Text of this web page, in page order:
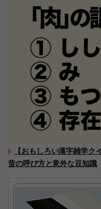
【おもしろい漢字雑学ク
昔の呼び方と意外な豆知識